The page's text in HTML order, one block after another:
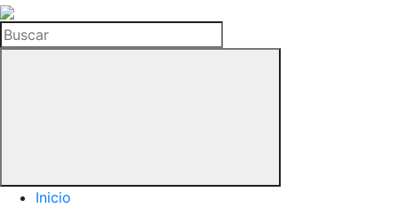
La
Hemeroteca
del
Buscar
Inicio